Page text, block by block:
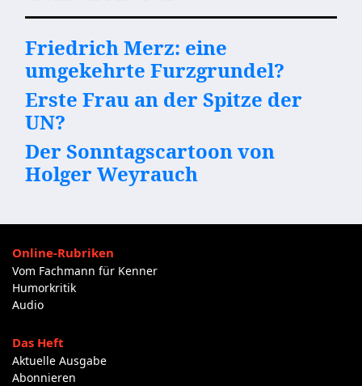
Friedrich Merz: eine
umgekehrte Furzgrundel?
Erste Frau an der Spitze der
UN?
Der Sonntagscartoon von
Holger Weyrauch
Online-Rubriken
Vom Fachmann für Kenner
Humorkritik
Audio
Das Heft
Aktuelle Ausgabe
Abonnieren